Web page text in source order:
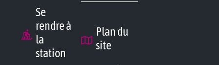
Se
rendre à
la
station
Plan du
site